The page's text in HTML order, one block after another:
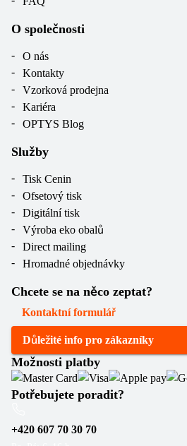
O společnosti
O nás
Kontakty
Vzorková prodejna
Kariéra
OPTYS Blog
Služby
Tisk Cenin
Ofsetový tisk
Digitální tisk
Výroba eko obalů
Direct mailing
Hromadné objednávky
Chcete se na něco zeptat?
Kontaktní formulář
Důležité info pro zákazníky
Možnosti platby
Potřebujete poradit?
+420 607 70 30 70